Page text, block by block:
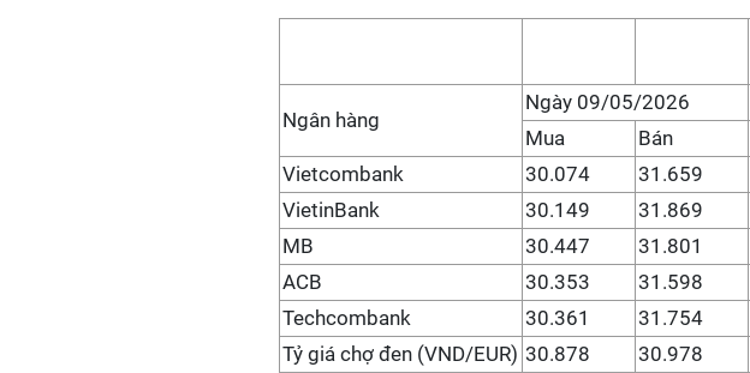
Ngân hàng
Ngày 09/05/2026
Mua
Bán
Vietcombank
30.074 31.659
VietinBank
30.149 31.869
MB
30.447 31.801
ACB
30.353 31.598
Techcombank
30.361 31.754
Tỷ giá chợ đen (VND/EUR) 30.878 30.978